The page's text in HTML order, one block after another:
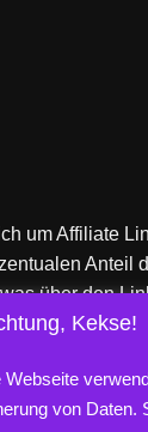
um Affiliate
Anteil
über den
nicht von mir!
Kekse!
Webseite
von Daten.